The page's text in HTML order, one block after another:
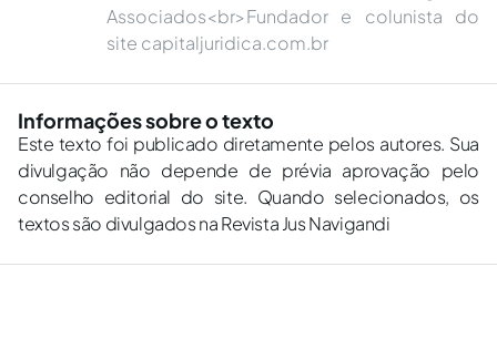
Associados<br>Fundador e colunista do
site capitaljuridica.com.br
Informações sobre o texto
Este texto foi publicado diretamente pelos autores. Sua
divulgação não depende de prévia aprovação pelo
conselho editorial do site. Quando selecionados, os
textos são divulgados na Revista Jus Navigandi